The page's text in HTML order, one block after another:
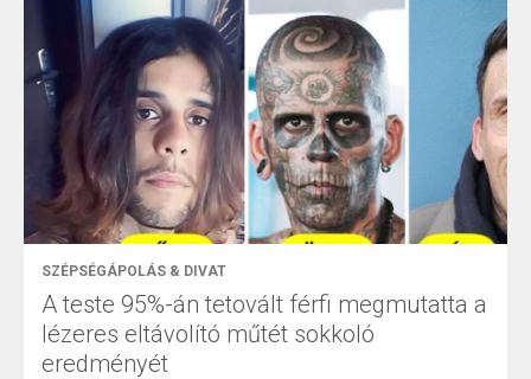
SZÉPSÉGÁPOLÁS & DIVAT
A teste 95%-án tetovált férfi megmutatta a
lézeres eltávolító műtét sokkoló
eredményét